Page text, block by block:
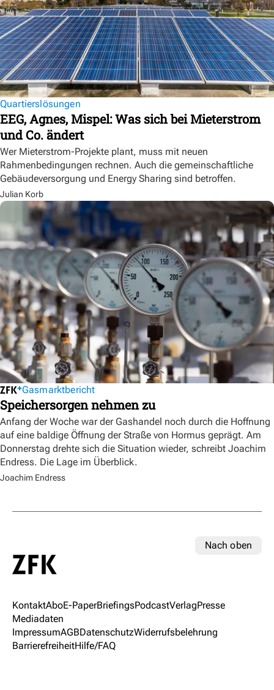
Quartierslösungen
EEG, Agnes, Mispel: Was sich bei Mieterstrom
und Co. ändert
Wer Mieterstrom-Projekte plant, muss mit neuen
Rahmenbedingungen rechnen. Auch die gemeinschaftliche
Gebäudeversorgung und Energy Sharing sind betroffen.
Julian Korb
Gasmarktbericht
Speichersorgen nehmen zu
Anfang der Woche war der Gashandel noch durch die Hoffnung
auf eine baldige Öffnung der Straße von Hormus geprägt. Am
Donnerstag drehte sich die Situation wieder, schreibt Joachim
Endress. Die Lage im Überblick.
Joachim Endress
Nach oben
KontaktAboE-PaperBriefingsPodcastVerlagPresse
Mediadaten
ImpressumAGBDatenschutzWiderrufsbelehrung
BarrierefreiheitHilfe/FAQ